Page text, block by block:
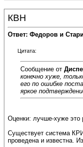
КВН
Ответ: Федоров и
Цитата:
Сообщение от
конечно хуже,
его по ошибке
яркое
Оценки: лучше-хуже это
Существует система
проведена и известна.